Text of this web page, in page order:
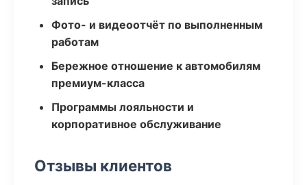
Фото- и видеоотчёт по выполненным
работам
Бережное отношение к автомобилям
премиум-класса
Программы лояльности и
корпоративное обслуживание
Отзывы клиентов